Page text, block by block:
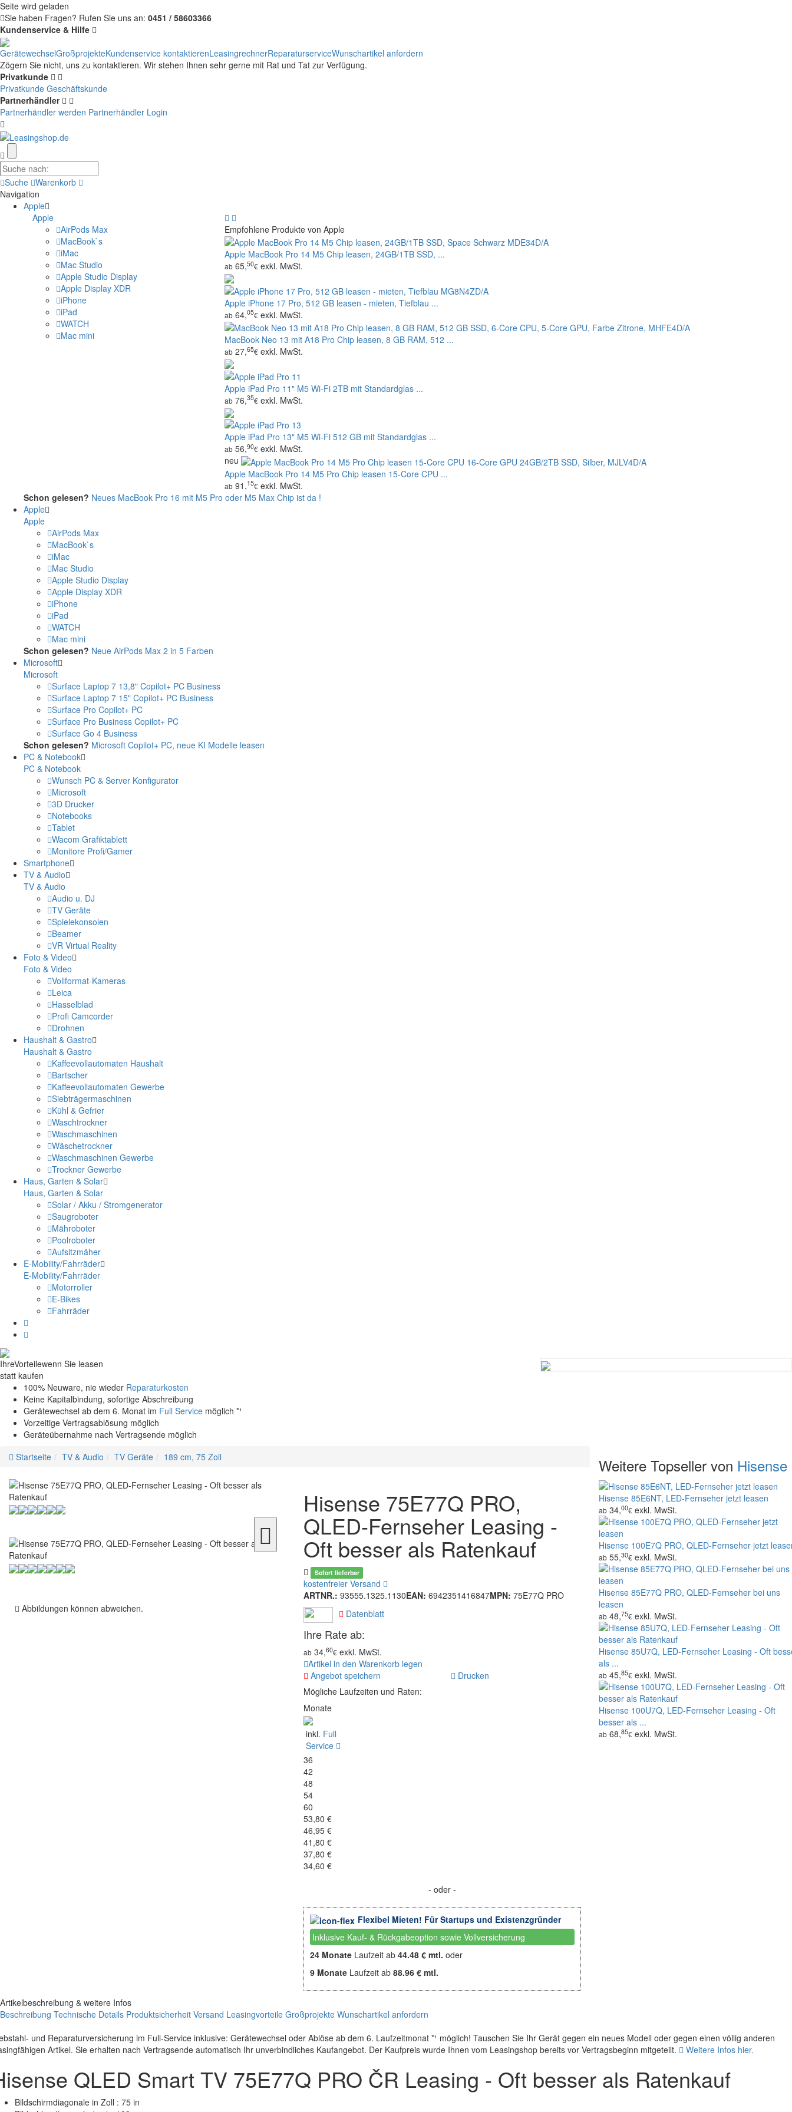
Seite wird geladen
Sie haben Fragen? Rufen Sie uns an: 0451 / 58603366
Kundenservice & Hilfe
GerätewechselGroßprojekteKundenservice kontaktierenLeasingrechnerReparaturserviceWunschartikel anfordern
Zögern Sie nicht, uns zu kontaktieren. Wir stehen Ihnen sehr gerne mit Rat und Tat zur Verfügung.
Privatkunde
Privatkunde Geschäftskunde
Partnerhändler
Partnerhändler werden Partnerhändler Login
Suche Warenkorb
Navigation
Apple
Apple
AirPods Max
MacBook`s
iMac
Mac Studio
Apple Studio Display
Apple Display XDR
iPhone
iPad
WATCH
Mac mini
Empfohlene Produkte von Apple
Apple MacBook Pro 14 M5 Chip leasen, 24GB/1TB SSD, ...
ab 65,50€ exkl. MwSt.
Apple iPhone 17 Pro, 512 GB leasen - mieten, Tiefblau ...
ab 64,05€ exkl. MwSt.
MacBook Neo 13 mit A18 Pro Chip leasen, 8 GB RAM, 512 ...
ab 27,65€ exkl. MwSt.
Apple iPad Pro 11" M5 Wi‑Fi 2TB mit Standardglas ...
ab 76,35€ exkl. MwSt.
Apple iPad Pro 13" M5 Wi‑Fi 512 GB mit Standardglas ...
ab 56,90€ exkl. MwSt.
neu
Apple MacBook Pro 14 M5 Pro Chip leasen 15-Core CPU ...
ab 91,15€ exkl. MwSt.
Schon gelesen? Neues MacBook Pro 16 mit M5 Pro oder M5 Max Chip ist da !
Apple
Apple
AirPods Max
MacBook`s
iMac
Mac Studio
Apple Studio Display
Apple Display XDR
iPhone
iPad
WATCH
Mac mini
Schon gelesen? Neue AirPods Max 2 in 5 Farben
Microsoft
Microsoft
Surface Laptop 7 13,8" Copilot+ PC Business
Surface Laptop 7 15" Copilot+ PC Business
Surface Pro Copilot+ PC
Surface Pro Business Copilot+ PC
Surface Go 4 Business
Schon gelesen? Microsoft Copilot+ PC, neue KI Modelle leasen
PC & Notebook
PC & Notebook
Wunsch PC & Server Konfigurator
Microsoft
3D Drucker
Notebooks
Tablet
Wacom Grafiktablett
Monitore Profi/Gamer
Smartphone
TV & Audio
TV & Audio
Audio u. DJ
TV Geräte
Spielekonsolen
Beamer
VR Virtual Reality
Foto & Video
Foto & Video
Vollformat-Kameras
Leica
Hasselblad
Profi Camcorder
Drohnen
Haushalt & Gastro
Haushalt & Gastro
Kaffeevollautomaten Haushalt
Bartscher
Kaffeevollautomaten Gewerbe
Siebträgermaschinen
Kühl & Gefrier
Waschtrockner
Waschmaschinen
Wäschetrockner
Waschmaschinen Gewerbe
Trockner Gewerbe
Haus, Garten & Solar
Haus, Garten & Solar
Solar / Akku / Stromgenerator
Saugroboter
Mähroboter
Poolroboter
Aufsitzmäher
E-Mobility/Fahrräder
E-Mobility/Fahrräder
Motorroller
E-Bikes
Fahrräder
IhreVorteilewenn Sie leasen
statt kaufen
100% Neuware, nie wieder Reparaturkosten
Keine Kapitalbindung, sofortige Abschreibung
Gerätewechsel ab dem 6. Monat im Full Service möglich *¹
Vorzeitige Vertragsablösung möglich
Geräteübernahme nach Vertragsende möglich
Startseite
TV & Audio TV Geräte 189 cm, 75 Zoll
Abbildungen können abweichen.
Hisense 75E77Q PRO,
QLED-Fernseher Leasing -
Oft besser als Ratenkauf
Sofort lieferbar
kostenfreier Versand
ARTNR.: 93555.1325.1130EAN: 6942351416847MPN: 75E77Q PRO
Datenblatt
Ihre Rate ab:
ab 34,60€ exkl. MwSt.
Artikel in den Warenkorb legen
Angebot speichern
Drucken
Mögliche Laufzeiten und Raten:
Monate
inkl. Full
Service
36
42
48
54
60
53,80 €
46,95 €
41,80 €
37,80 €
34,60 €
- oder -
Flexibel Mieten! Für Startups und Existenzgründer
Inklusive Kauf- & Rückgabeoption sowie Vollversicherung
24 Monate Laufzeit ab44.48 € mtl. oder
9 Monate Laufzeit ab88.96 € mtl.
Weitere Topseller von Hisense
Hisense 85E6NT, LED-Fernseher jetzt leasen
ab34,00€ exkl. MwSt.
Hisense 100E7Q PRO, QLED-Fernseher jetzt
ab55,30€ exkl. MwSt.
Hisense 85E77Q PRO, QLED-Fernseher bei uns
leasen
ab48,75€ exkl. MwSt.
Hisense 85U7Q, LED-Fernseher Leasing - Oft
als ...
ab45,85€ exkl. MwSt.
Hisense 100U7Q, LED-Fernseher Leasing - Oft
besser als ...
ab68,85€ exkl. MwSt.
Artikelbeschreibung & weitere Infos
Beschreibung Technische Details Produktsicherheit Versand Leasingvorteile Großprojekte Wunschartikel anfordern
und Reparaturversicherung im Full-Service inklusive: Gerätewechsel oder Ablöse ab dem 6. Laufzeitmonat *¹ möglich! Tauschen Sie Ihr Gerät gegen ein neues Modell oder gegen einen völlig anderen
Artikel. Sie erhalten nach Vertragsende automatisch Ihr unverbindliches Kaufangebot. Der Kaufpreis wurde Ihnen vom Leasingshop bereits vor Vertragsbeginn mitgeteilt.
Weitere Infos hier.
QLED Smart TV 75E77Q PRO ČR Leasing - Oft besser als Ratenkauf
Bildschirmdiagonale in Zoll : 75 in